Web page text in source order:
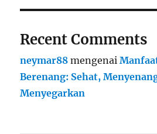
Recent Comments
neymar88 mengenai
Berenang: Sehat,
Menyegarkan